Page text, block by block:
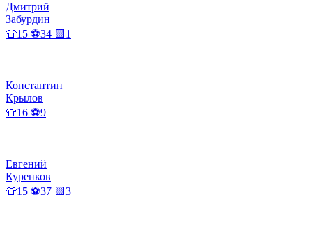
Дмитрий
Забурдин
👕15 ⚽34 🟨1
Константин
Крылов
👕16 ⚽9
Евгений
Куренков
👕15 ⚽37 🟨3